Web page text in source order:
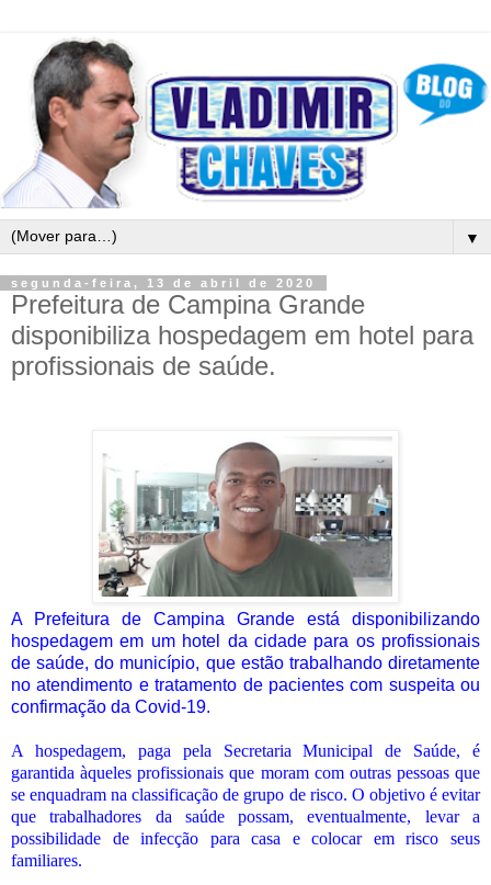
▼
segunda-feira, 13 de abril de 2020
Prefeitura de Campina Grande
disponibiliza hospedagem em hotel para
profissionais de saúde.
A Prefeitura de Campina Grande está disponibilizando
hospedagem em um hotel da cidade para os profissionais
de saúde, do município, que estão trabalhando diretamente
no atendimento e tratamento de pacientes com suspeita ou
confirmação da Covid-19.
A hospedagem, paga pela Secretaria Municipal de Saúde, é
garantida àqueles profissionais que moram com outras pessoas que
se enquadram na classificação de grupo de risco. O objetivo é evitar
que trabalhadores da saúde possam, eventualmente, levar a
possibilidade de infecção para casa e colocar em risco seus
familiares.